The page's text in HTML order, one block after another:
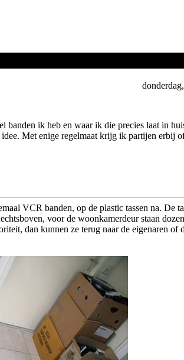
banden ik heb en waar ik die precies laat in
Met enige regelmaat krijg ik partijen erbij
VCR banden, op de plastic tassen na. De
voor de woonkamerdeur staan
dan kunnen ze terug naar de eigenaren of